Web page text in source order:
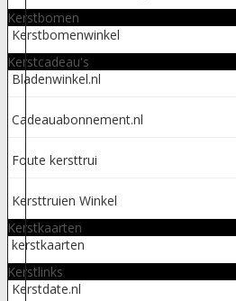
Kerstbomen
Kerstbomenwinkel
Kerstcadeau's
Bladenwinkel.nl
Cadeauabonnement.nl
Foute kersttrui
Kersttruien Winkel
Kerstkaarten
kerstkaarten
Kerstlinks
Kerstdate.nl